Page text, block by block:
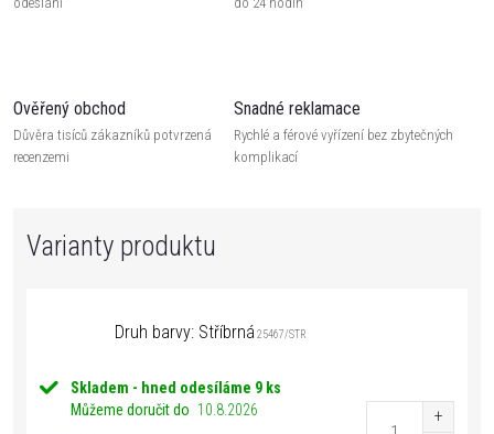
Ověřený obchod
Důvěra tisíců zákazníků potvrzená
recenzemi
Snadné reklamace
Rychlé a férové vyřízení bez zbytečných
komplikací
Druh barvy: Stříbrná 25467/STR
Skladem - hned odesíláme 9 ks
Můžeme doručit do 10.8.2026